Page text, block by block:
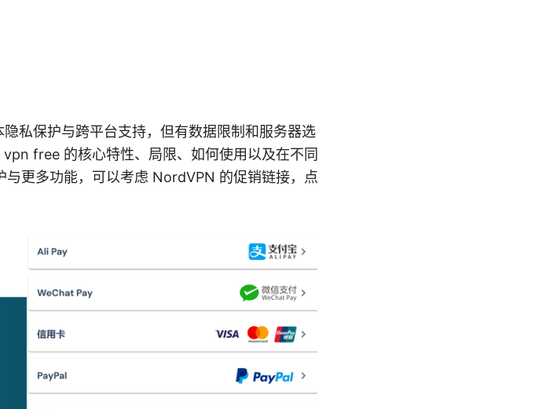
私保护与跨平台支持，但有数据限制和服务器选
free 的核心特性、局限、如何使用以及在不同
更多功能，可以考虑 NordVPN 的促销链接，点